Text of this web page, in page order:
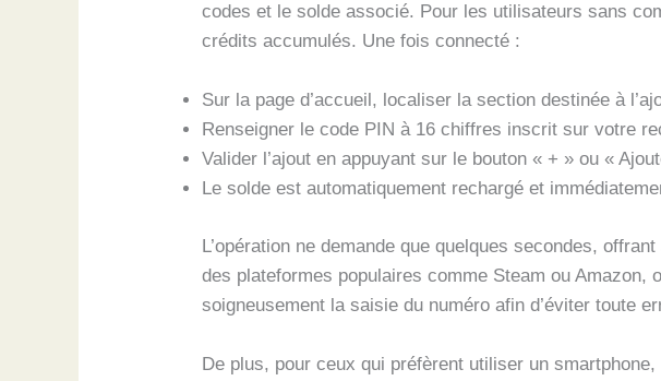
codes et le solde associé. Pour les utilisateurs sans
crédits accumulés. Une fois connecté :
Sur la page d’accueil, localiser la section destinée à
Renseigner le code PIN à 16 chiffres inscrit sur votre
Valider l’ajout en appuyant sur le bouton « + » ou «
Le solde est automatiquement rechargé et
L’opération ne demande que quelques secondes,
des plateformes populaires comme Steam ou
soigneusement la saisie du numéro afin d’éviter toute
De plus, pour ceux qui préfèrent utiliser un